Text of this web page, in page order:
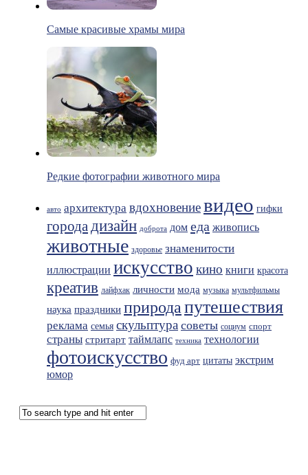
Самые красивые храмы мира
Редкие фотографии животного мира
авто архитектура вдохновениевидео гифки
города дизайн доброта дом еда живопись
животные здоровье знаменитости
иллюстрации искусство кино книги красота
креатив лайфхак личности мода музыка мультфильмы
наука праздники природа путешествия
реклама семья скульптура советы социум спорт
страны стритарт таймлапс техника технологии
фотоискусство фуд арт цитаты экстрим
юмор